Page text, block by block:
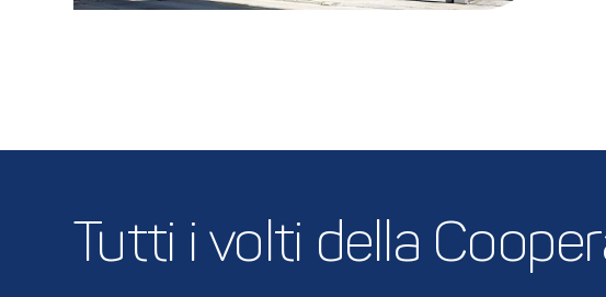
Tutti i volti della